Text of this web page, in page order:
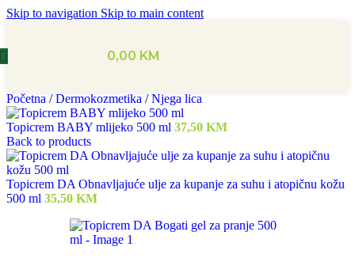
Skip to navigation Skip to main content
0,00 KM
Početna / Dermokozmetika / Njega lica
Topicrem BABY mlijeko 500 ml 37,50 KM
Back to products
Topicrem DA Obnavljajuće ulje za kupanje za suhu i atopičnu kožu
500 ml 35,50 KM